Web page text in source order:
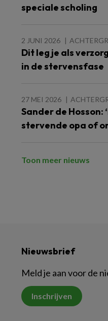
speciale scholing
2 JUNI 2026
Dit leg je als
in de stervensfase
27 MEI 2026
Sander de Hosson:
stervende opa of
Toon meer nieuws
Nieuwsbrief
Meld je aan voor de
Inschrijven